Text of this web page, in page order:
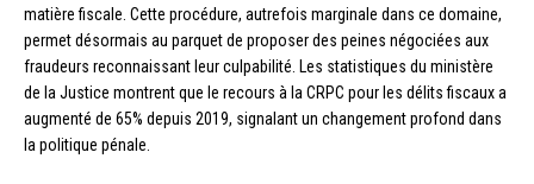
matière fiscale. Cette procédure, autrefois marginale dans ce domaine,
permet désormais au parquet de proposer des peines négociées aux
fraudeurs reconnaissant leur culpabilité. Les statistiques du ministère
de la Justice montrent que le recours à la CRPC pour les délits fiscaux a
augmenté de 65% depuis 2019, signalant un changement profond dans
la politique pénale.